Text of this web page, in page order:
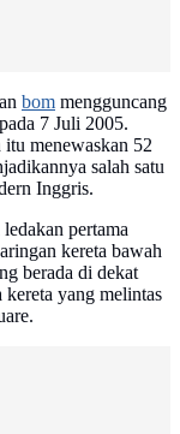
bom mengguncang
7 Juli 2005.
itu menewaskan 52
salah satu
Inggris.
pertama
kereta bawah
berada di dekat
yang melintas